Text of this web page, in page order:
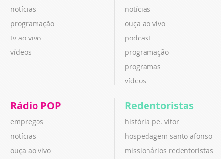
notícias
programação
tv ao vivo
vídeos
notícias
ouça ao vivo
podcast
programação
programas
vídeos
Rádio POP
empregos
notícias
ouça ao vivo
Redentoristas
história pe. vitor
hospedagem santo afonso
missionários redentoristas